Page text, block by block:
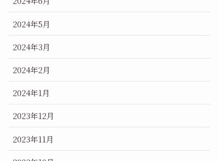
2024年5月
2024年3月
2024年2月
2024年1月
2023年12月
2023年11月